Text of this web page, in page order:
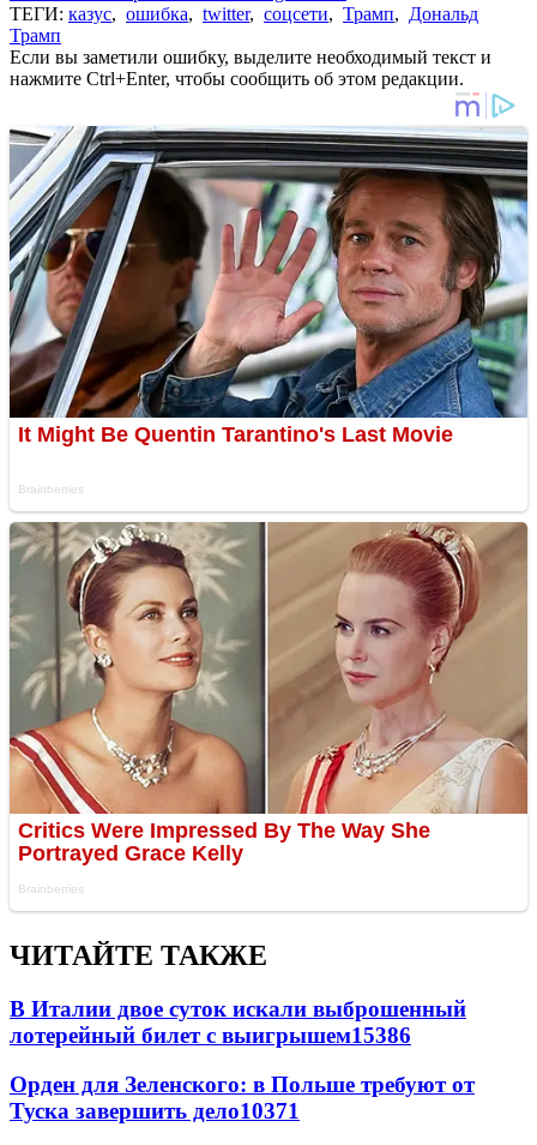
ТЕГИ: казус, ошибка, twitter, соцсети, Трамп, Дональд
Трамп
Если вы заметили ошибку, выделите необходимый текст и
нажмите Ctrl+Enter, чтобы сообщить об этом редакции.
ЧИТАЙТЕ ТАКЖЕ
В Италии двое суток искали выброшенный
лотерейный билет с выигрышем15386
Орден для Зеленского: в Польше требуют от
Туска завершить дело10371